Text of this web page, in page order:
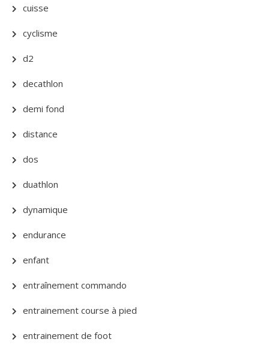
cuisse
cyclisme
d2
decathlon
demi fond
distance
dos
duathlon
dynamique
endurance
enfant
entraînement commando
entrainement course à pied
entrainement de foot